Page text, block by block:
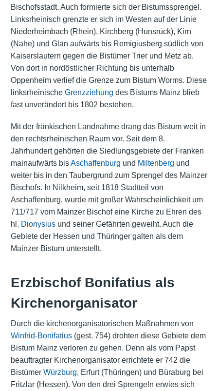
Bischofsstadt. Auch formierte sich der Bistumssprengel.
Linksrheinisch grenzte er sich im Westen auf der Linie
Niederheimbach (Rhein), Kirchberg (Hunsrück), Kirn
(Nahe) und Glan aufwärts bis Remigiusberg südlich von
Kaiserslautern gegen die Bistümer Trier und Metz ab.
Von dort in nordöstlicher Richtung bis unterhalb
Oppenheim verlief die Grenze zum Bistum Worms. Diese
linksrheinische Grenzziehung des Bistums Mainz blieb
fast unverändert bis 1802 bestehen.
Mit der fränkischen Landnahme drang das Bistum weit in
den rechtsrheinischen Raum vor. Seit dem 8.
Jahrhundert gehörten die Siedlungsgebiete der Franken
mainaufwärts bisAschaffenburg und Miltenberg und
weiter bis in den Taubergrund zum Sprengel des Mainzer
Bischofs. In Nilkheim, seit 1818 Stadtteil von
Aschaffenburg, wurde mit großer Wahrscheinlichkeit um
711/717 vom Mainzer Bischof eine Kirche zu Ehren des
hl. Dionysiusund seiner Gefährten geweiht. Auch die
Gebiete der Hessen und Thüringer galten als dem
Mainzer Bistum unterstellt.
Erzbischof Bonifatius als
Kirchenorganisator
Durch die kirchenorganisatorischen Maßnahmen von
Winfrid-Bonifatius(gest. 754) drohten diese Gebiete dem
Bistum Mainz verloren zu gehen. Denn als vom Papst
beauftragter Kirchenorganisator errichtete er 742 die
Bistümer Würzburg, Erfurt (Thüringen) und Büraburg bei
Fritzlar (Hessen). Von den drei Sprengeln erwies sich